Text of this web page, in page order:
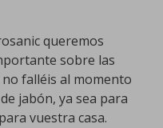
queremos
sobre las
falléis al momento
jabón, ya sea para
vuestra casa.